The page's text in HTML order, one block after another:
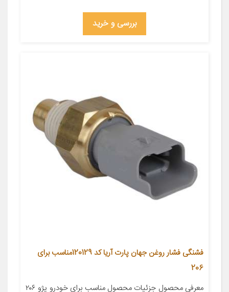
بررسی و خرید
فشنگی فشار روغن جهان پارت آریا کد 120129مناسب برای
206
معرفی محصول جزئیات محصول مناسب برای خودرو پژو ۲۰۶